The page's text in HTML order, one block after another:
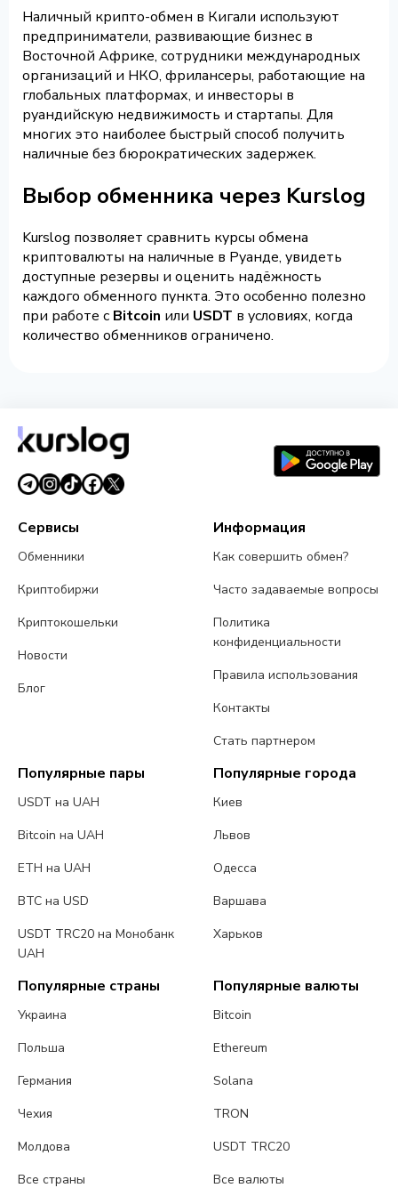
Наличный крипто-обмен в Кигали используют
предприниматели, развивающие бизнес в
Восточной Африке, сотрудники международных
организаций и НКО, фрилансеры, работающие на
глобальных платформах, и инвесторы в
руандийскую недвижимость и стартапы. Для
многих это наиболее быстрый способ получить
наличные без бюрократических задержек.
Выбор обменника через Kurslog
Kurslog позволяет сравнить курсы обмена
криптовалюты на наличные в Руанде, увидеть
доступные резервы и оценить надёжность
каждого обменного пункта. Это особенно полезно
при работе с Bitcoin или USDT в условиях, когда
количество обменников ограничено.
Сервисы
Обменники
Криптобиржи
Криптокошельки
Новости
Блог
Информация
Как совершить обмен?
Часто задаваемые вопросы
Политика
конфиденциальности
Правила использования
Контакты
Стать партнером
Популярные пары
USDT на UAH
Bitcoin на UAH
ETH на UAH
BTC на USD
USDT TRC20 на Монобанк
UAH
Популярные города
Киев
Львов
Одесса
Варшава
Харьков
Популярные страны
Украина
Польша
Германия
Чехия
Молдова
Все страны
Популярные валюты
Bitcoin
Ethereum
Solana
TRON
USDT TRC20
Все валюты